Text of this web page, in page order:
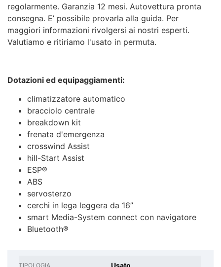
regolarmente. Garanzia 12 mesi. Autovettura pronta
consegna. E’ possibile provarla alla guida. Per
maggiori informazioni rivolgersi ai nostri esperti.
Valutiamo e ritiriamo l'usato in permuta.
Dotazioni ed equipaggiamenti:
climatizzatore automatico
bracciolo centrale
breakdown kit
frenata d'emergenza
crosswind Assist
hill-Start Assist
ESP®
ABS
servosterzo
cerchi in lega leggera da 16”
smart Media-System connect con navigatore
Bluetooth®
TIPOLOGIA